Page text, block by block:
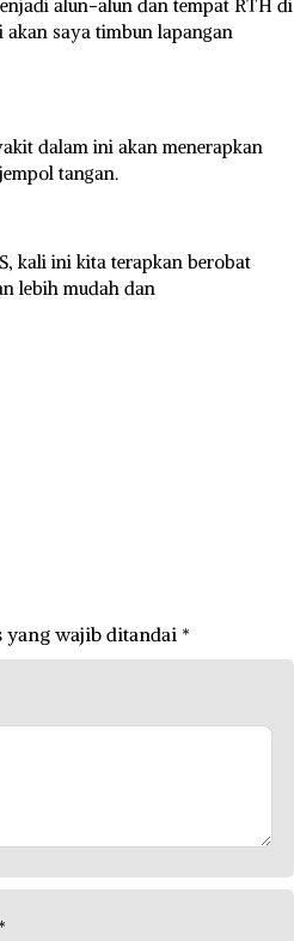
alun-alun dan tempat RTH di
akan saya timbun lapangan
dalam ini akan menerapkan
tangan.
kali ini kita terapkan berobat
lebih mudah dan
yang wajib ditandai *
*